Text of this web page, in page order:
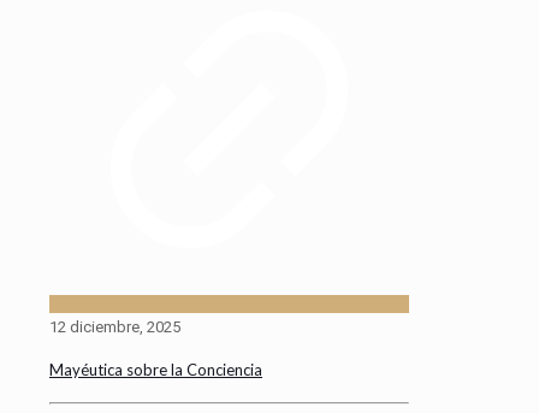
12 diciembre, 2025
Mayéutica sobre la Conciencia